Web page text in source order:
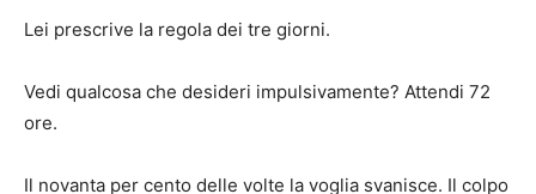
Lei prescrive la regola dei tre giorni.
Vedi qualcosa che desideri impulsivamente? Attendi 72
ore.
Il novanta per cento delle volte la voglia svanisce. Il colpo